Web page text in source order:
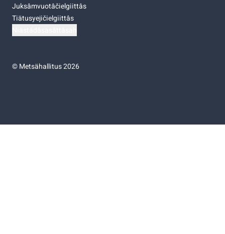
Juksâmvuotâčielgiittâs
Tiätusyejičielgiittâs
©Metsähallitus 2026